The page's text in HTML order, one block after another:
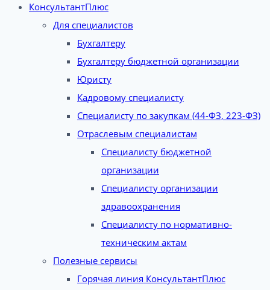
КонсультантПлюс
Для специалистов
Бухгалтеру
Бухгалтеру бюджетной организации
Юристу
Кадровому специалисту
Специалисту по закупкам (44-ФЗ, 223-ФЗ)
Отраслевым специалистам
Специалисту бюджетной
организации
Специалисту организации
здравоохранения
Специалисту по нормативно-
техническим актам
Полезные сервисы
Горячая линия КонсультантПлюс